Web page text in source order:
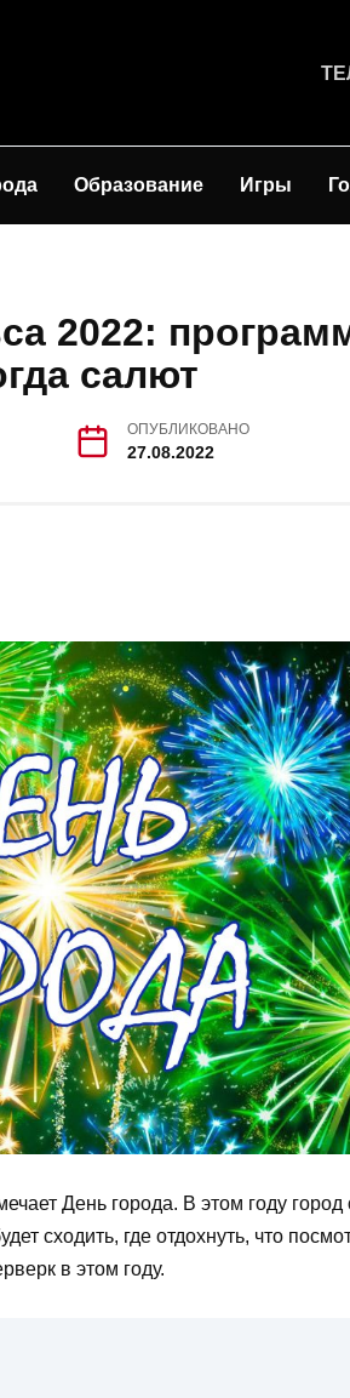
Образование Игры
2022:
салют
ОПУБЛИКОВАНО
27.08.2022
День города. В этом году город
сходить, где отдохнуть, что
в этом году.